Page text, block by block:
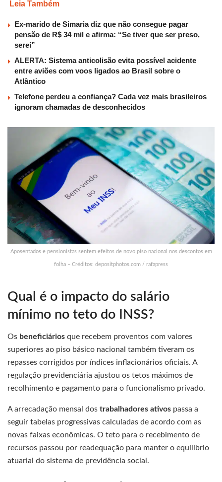
Leia Também
Ex-marido de Simaria diz que não consegue pagar
pensão de R$ 34 mil e afirma: “Se tiver que ser preso,
serei”
ALERTA: Sistema anticolisão evita possível acidente
entre aviões com voos ligados ao Brasil sobre o
Atlântico
Telefone perdeu a confiança? Cada vez mais brasileiros
ignoram chamadas de desconhecidos
Aposentados e pensionistas sentem efeitos de novo piso nacional nos descontos em
folha – Créditos: depositphotos.com / rafapress
Qual é o impacto do salário
mínimo no teto do INSS?
Os beneficiários que recebem proventos com valores
superiores ao piso básico nacional também tiveram os
repasses corrigidos por índices inflacionários oficiais. A
regulação previdenciária ajustou os tetos máximos de
recolhimento e pagamento para o funcionalismo privado.
A arrecadação mensal dos trabalhadores ativos passa a
seguir tabelas progressivas calculadas de acordo com as
novas faixas econômicas. O teto para o recebimento de
recursos passou por readequação para manter o equilíbrio
atuarial do sistema de previdência social.